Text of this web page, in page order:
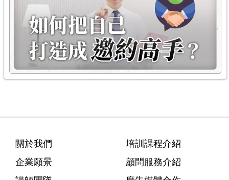
關於我們
企業願景
培訓課程介紹
顧問服務介紹